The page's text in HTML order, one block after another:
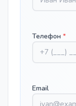
Телефон *
Email